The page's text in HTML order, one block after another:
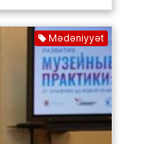
Mədəniyyət